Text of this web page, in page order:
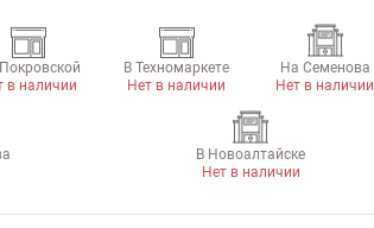
в наличии
В Техномаркете
Нет в наличии
На Семенова
Нет в наличии
В Новоалтайске
Нет в наличии